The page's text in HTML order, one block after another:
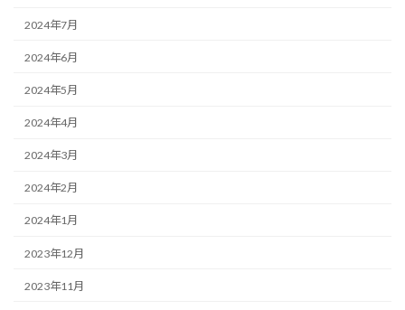
2024年7月
2024年6月
2024年5月
2024年4月
2024年3月
2024年2月
2024年1月
2023年12月
2023年11月